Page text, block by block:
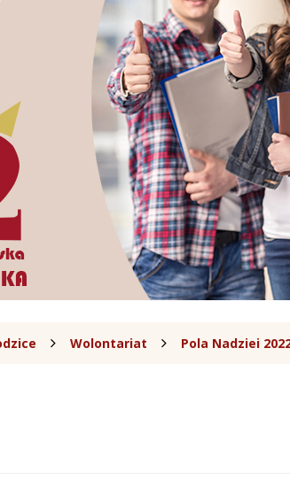
Wolontariat Pola Nadziei